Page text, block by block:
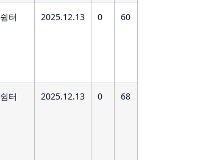
쉼터 2025.12.13 0 60
쉼터 2025.12.13 0 68